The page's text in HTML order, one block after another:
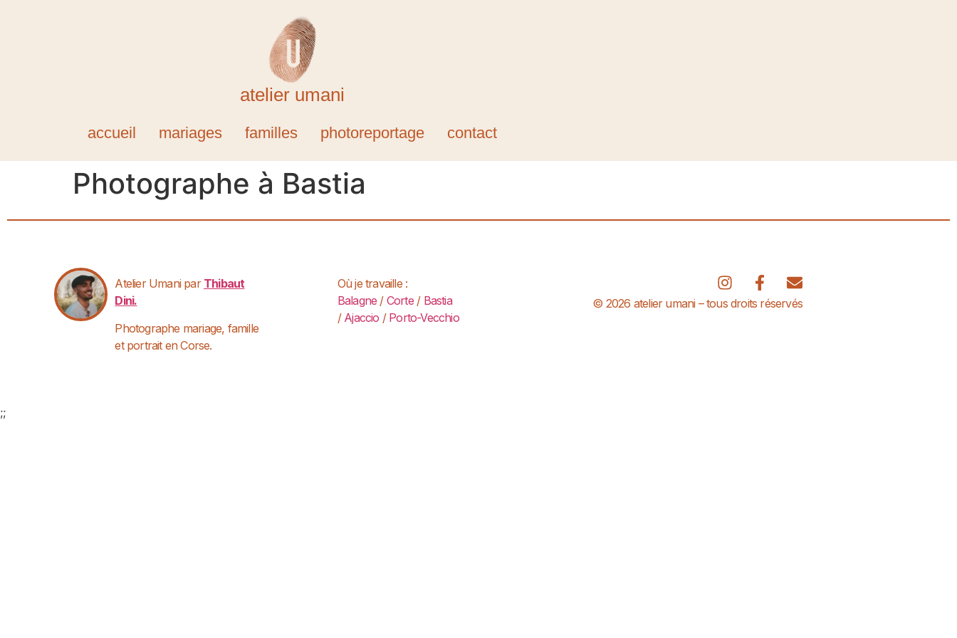
atelier umani
accueil mariages familles photoreportage contact
Photographe à Bastia
Atelier Umani par Thibaut
Dini.
Photographe mariage, famille
et portrait en Corse.
Où je travaille :
Balagne / Corte/ Bastia
/ Ajaccio / Porto-Vecchio
© 2026 atelier umani – tous droits réservés
;;